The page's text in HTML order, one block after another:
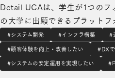
Office」
Detail UCAは、学生が1つのフォームに入力した情報で複数
の大学に出願できるプラット
バード、プリンストン、ジョン
学が参加しています。UCA
利用でき、国内学生のAO入試
#システム開発 #インフラ構築 #
#顧客体験を向上・改善したい #DX
#システムの安定運用を実現したい